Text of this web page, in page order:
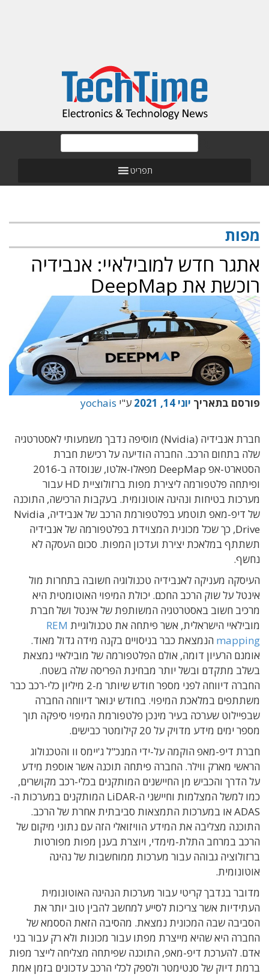
תפריט
מפות
אתגר חדש למובילאיי: אנבידיה
רוכשת את DeepMap
פורסם בתאריך יוני 14, 2021 ע"י yochais
חברת אנבידיה (Nvidia) מוסיפה נדבך משמעותי לאסטרטגיה
שלה בתחום הרכב. החברה הודיעה על רכישת חברת
הסטארט-אפ DeepMap מפאלו-אלטו, שנוסדה ב-2016
ופיתחה פלטפורמה ליצירת מפות ברזולוציית HD עבור
מערכות בטיחות ונהיגה אוטונומית. בעקבות הרכישה, התוכנה
של דיפ-מאפ תוטמע בפלטפורמת הרכב של אנבידיה, Nvidia
Drive, כך שכל מכונית המצוידת בפלטפורמה של אנבידיה
תשתתף במלאכת יצירת ועדכון המפות. סכום העסקה לא
נחשף.
העיסקה מעניקה לאנבידיה טכנולוגיה חשובה בתחרות מול
אינטל על שוק הרכב החכם. יכולת המיפוי האוטומטית היא
מרכיב חשוב באסטרטגיה המשותפת של אינטל ושל חברת
מובילאיי הישראלית, אשר פיתחה את טכנולוגיית REM
mapping הנמצאת כבר בניסויים בקנה מידה גדול מאוד.
אומנם הרעיון דומה, אולם הפלטפורמה של מובילאיי נמצאת
בשלב מתקדם ובשל יותר מבחינת הפריסה שלה בשטח.
החברה דיווחה לפני מספר חודש שיותר מ-2 מיליון כלי-רכב כבר
משתתפים במלאכת המיפוי. בחודש ינואר דיווחה החברה
שבפיילוט שערכה בעיר מינכן פלטפורמת המיפוי סיפקה תוך
מספר ימים מידע מדויק על 20 קילומטר כבישים.
חברת דיפ-מאפ הוקמה על-ידי המנכ"ל ג'יימס וו והטכנולוג
הראשי מארק ווילר. החברה פיתחה תוכנה אשר אוספת מידע
על הדרך והכביש מן החיישנים המותקנים בכלי-רכב מקושרים,
כמו למשל המצלמות וחיישני ה-LiDAR המותקנים במערכות ה-
ADAS או במערכות התמצאות סביבתית אחרת של הרכב.
התוכנה מצליבה את המידע הוויזואלי הזה עם נתוני מיקום של
הרכב במרחב התלת-מימדי, ויוצרת בענן מפות מפורטות
ברזולוציה גבוהה עבור מערכות ממוחשבות של נהיגה
אוטונומית.
מדובר בנדבך קריטי עבור מערכות הנהיגה האוטונומית
העתידיות אשר צריכות לסייע למחשב להבין טוב יותר את
הסביבה שבה המכונית נמצאת. מהסיבה הזאת הססמא של
החברה היא שהיא מייצרת מפתו עבור מכונות ולא רק עבור בני
אדם. להערכת דיפ-מאפ, התוכנה שפיתחה מצליחה לייצר מפות
ברמת דיוק של סנטימטר ולספק לכלי הרכב עדכונים בזמן אמת